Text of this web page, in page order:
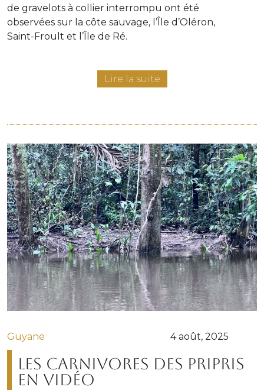
de gravelots à collier interrompu ont été
observées sur la côte sauvage, l’Île d’Oléron,
Saint-Froult et l’Île de Ré.
Lire la suite
4 août, 2025
Guyane
Les carnivores des Pripris
en vidéo